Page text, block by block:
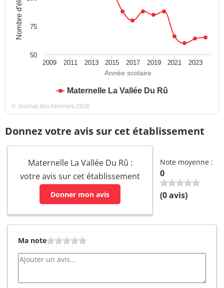
Année scolaire
Nombre d'élèves
Maternelle La Vallée Du Rû
2009 2011 2013 2015 2017 2019 2021 2023
50
75
© Journal des Femmes 2026
Donnez votre avis sur cet établissement
Maternelle La Vallée Du Rû :
votre avis sur cet établissement
Donner mon avis
Note moyenne :
0
(0avis)
Ma note